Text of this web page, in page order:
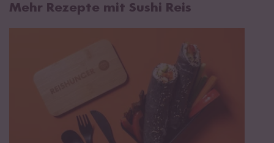
Mehr Rezepte mit Sushi Reis